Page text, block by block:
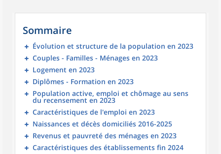
Sommaire
Évolution et structure de la population en 2023
Couples - Familles - Ménages en 2023
Logement en 2023
Diplômes - Formation en 2023
Population active, emploi et chômage au sens
du recensement en 2023
Caractéristiques de l'emploi en 2023
Naissances et décès domiciliés 2016-2025
Revenus et pauvreté des ménages en 2023
Caractéristiques des établissements fin 2024